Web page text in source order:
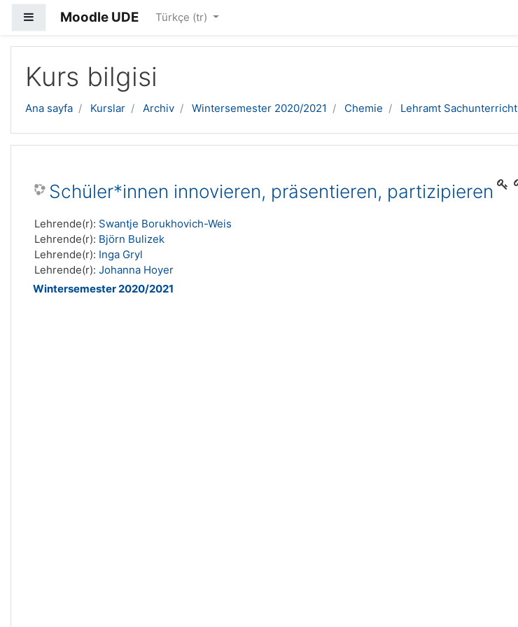
Yan panelMoodle UDE Türkçe ‎(tr)‎
Kurs bilgisi
Ana sayfa Kurslar Archiv Wintersemester 2020/2021 Chemie Lehramt Sachunterricht
Schüler*innen innovieren, präsentieren, partizipieren
Lehrende(r): Swantje Borukhovich-Weis
Lehrende(r): Björn Bulizek
Lehrende(r): Inga Gryl
Lehrende(r): Johanna Hoyer
Wintersemester 2020/2021